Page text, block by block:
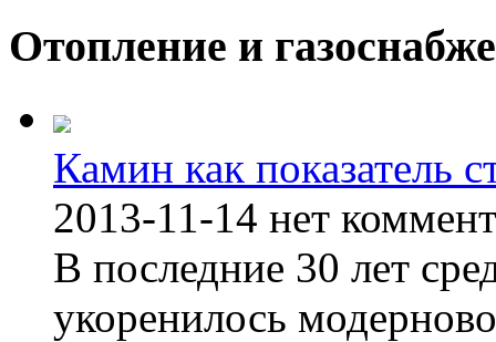
Отопление и
Камин как показатель
2013-11-14 нет
В последние 30 лет
укоренилось